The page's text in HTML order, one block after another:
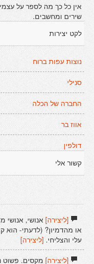
אין כל כך מה לספר על
שירים ומחשבים.
לקט יצירות
נוצות עפות ברוח
סנילי
החברה של הכלה
אווז בר
דולפין
קשור אלי
[ליצירה]אנושי, אנושי
או מהדמיון? (לדעתי- הוא
עלי והצליחי. [ליצירה]
[ליצירה]מקסים. פשוט